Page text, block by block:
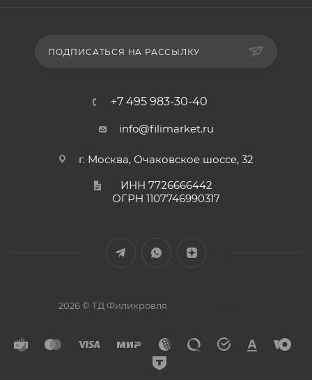
ПОДПИСАТЬСЯ НА РАССЫЛКУ
+7 495 983-30-40
info@filimarket.ru
г. Москва, Очаковское шоссе, 32
ИНН 7726666442
ОГРН 1107746990317
2026 © ТД Филикровля